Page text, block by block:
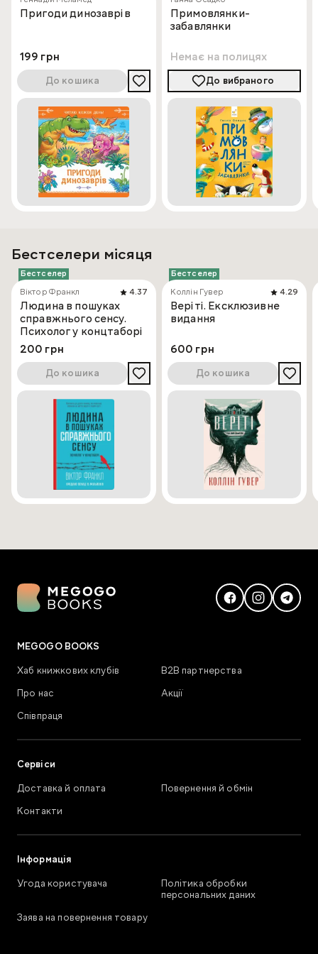
Пригоди динозаврів
199 грн
До кошика
Примовлянки-
забавлянки
Немає на полицях
До вибраного
Бестселери місяця
Бестселер
Віктор Франкл
4.37
Людина в пошуках
справжнього сенсу.
Психолог у концтаборі
200 грн
До кошика
Бестселер
Коллін Гувер
4.29
Веріті. Ексклюзивне
видання
600 грн
До кошика
MEGOGO BOOKS
Хаб книжкових клубів
В2В партнерства
Про нас
Акції
Співпраця
Сервіси
Доставка й оплата
Повернення й обмін
Контакти
Інформація
Угода користувача
Політика обробки
персональних даних
Заява на повернення товару